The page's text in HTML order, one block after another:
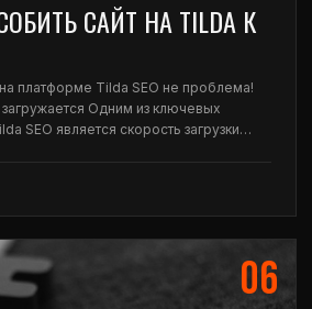
САЙТ НА TILDA К
платформе Tilda SEO не проблема!
Одним из ключевых
SEO является скорость загрузки
06